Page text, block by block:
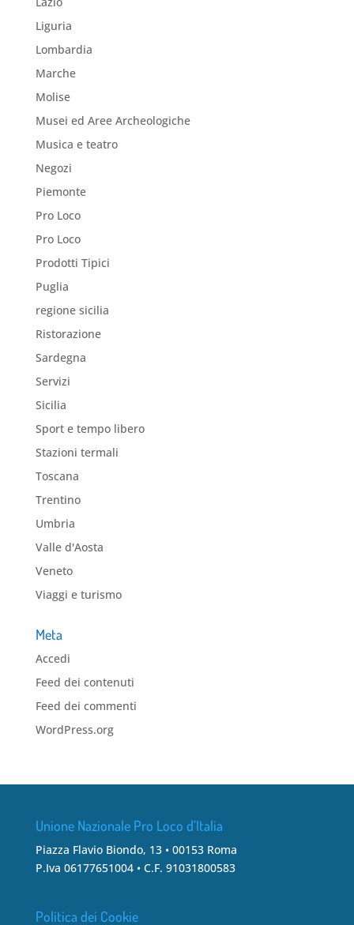
Liguria
Lombardia
Marche
Molise
Musei ed Aree Archeologiche
Musica e teatro
Negozi
Piemonte
Pro Loco
Pro Loco
Prodotti Tipici
Puglia
regione sicilia
Ristorazione
Sardegna
Servizi
Sicilia
Sport e tempo libero
Stazioni termali
Toscana
Trentino
Umbria
Valle d'Aosta
Veneto
Viaggi e turismo
Meta
Accedi
Feed dei contenuti
Feed dei commenti
WordPress.org
Unione Nazionale Pro Loco d’Italia
Piazza Flavio Biondo, 13 • 00153 Roma
P.Iva 06177651004 • C.F. 91031800583
Politica dei Cookie